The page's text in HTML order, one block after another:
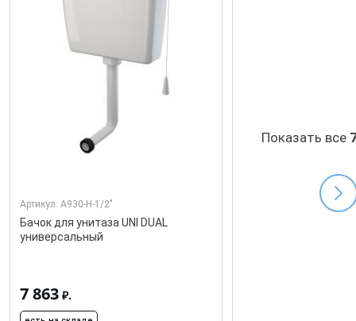
Артикул: A930-H-1/2"
Бачок для унитаза UNI DUAL
универсальный
7 863 ₽.
Показать все